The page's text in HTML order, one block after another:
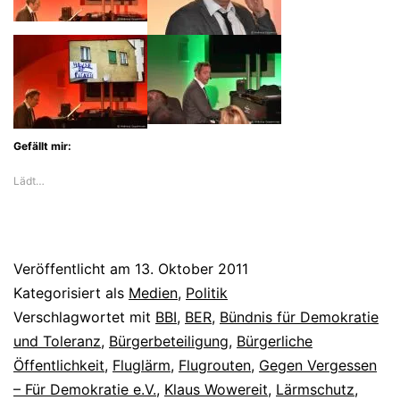
Gefällt mir:
Lädt…
Veröffentlicht am 13. Oktober 2011
Kategorisiert als Medien, Politik
Verschlagwortet mit BBI, BER, Bündnis für Demokratie
und Toleranz, Bürgerbeteiligung, Bürgerliche
Öffentlichkeit, Fluglärm, Flugrouten, Gegen Vergessen
– Für Demokratie e.V., Klaus Wowereit, Lärmschutz,